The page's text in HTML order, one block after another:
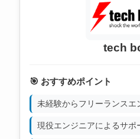
tech
🎯 おすすめポイント
未経験からフリーランスエ
現役エンジニアによるサポ